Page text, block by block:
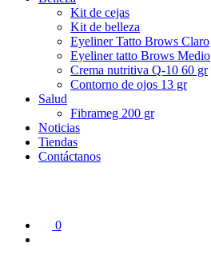
Kit de cejas
Kit de belleza
Eyeliner Tatto Brows Claro
Eyeliner tatto Brows Medio
Crema nutritiva Q-10 60 gr
Contorno de ojos 13 gr
Salud
Fibrameg 200 gr
Noticias
Tiendas
Contáctanos
0